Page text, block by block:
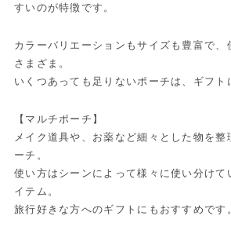
すいのが特徴です。
カラーバリエーションもサイズも豊富で、
さまざま。
いくつあっても足りないポーチは、ギフト
【マルチポーチ】
メイク道具や、お薬など細々とした物を整
ーチ。
使い方はシーンによって様々に使い分けて
イテム。
旅行好きな方へのギフトにもおすすめです